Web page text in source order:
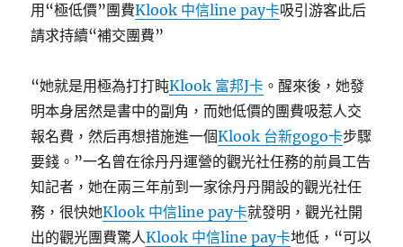
用“極低價”團費Klook 中信line pay卡吸引游客此后
請求持續“補交團費”
“她就是用極為打打盹Klook 富邦J卡 。醒來後，她發
明本身居然是書中的副角，而她低價的團費吸惹人交
報名費，然后再想措施進一個Klook 台新gogo卡步驟
要錢。”一名曾在徐丹丹運營的觀光社任務的前員工告
知記者，她在兩三年前到一家徐丹丹開設的觀光社任
務，很快她Klook 中信line pay卡就發明，觀光社開
出的觀光團費驚人Klook 中信line pay卡地低，“可以